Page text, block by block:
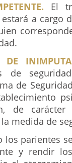
El
a cargo
de
de
de
medida de
parientes
y rendir